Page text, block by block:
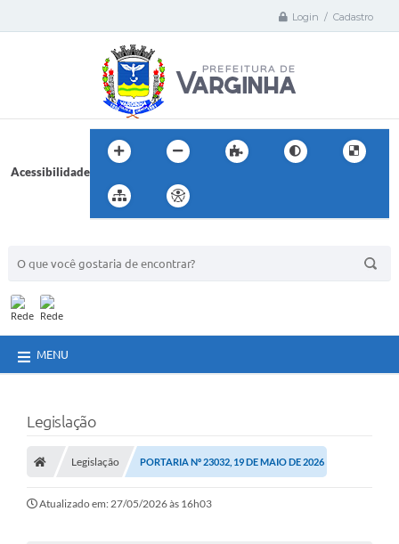
Login / Cadastro
Acessibilidade
MENU
Legislação
Legislação PORTARIA Nº 23032, 19 DE MAIO DE 2026
Atualizado em: 27/05/2026 às 16h03